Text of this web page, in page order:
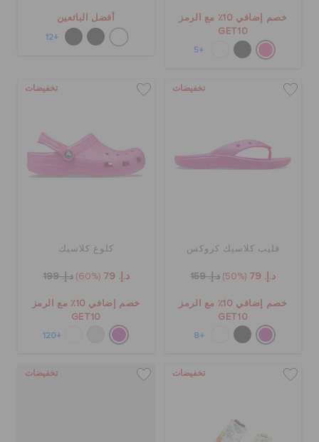
خصم إضافي 10٪ مع الرمز
GET10
+5
أفضل البائعين
+12
تخفيضات
فليب كلاسيك كروكس
د.إ. 79 (50%) د.إ. 159
خصم إضافي 10٪ مع الرمز
GET10
+8
تخفيضات
كلوغ كلاسيك
د.إ. 79 (60%) د.إ. 199
خصم إضافي 10٪ مع الرمز
GET10
+120
تخفيضات تخفيضات